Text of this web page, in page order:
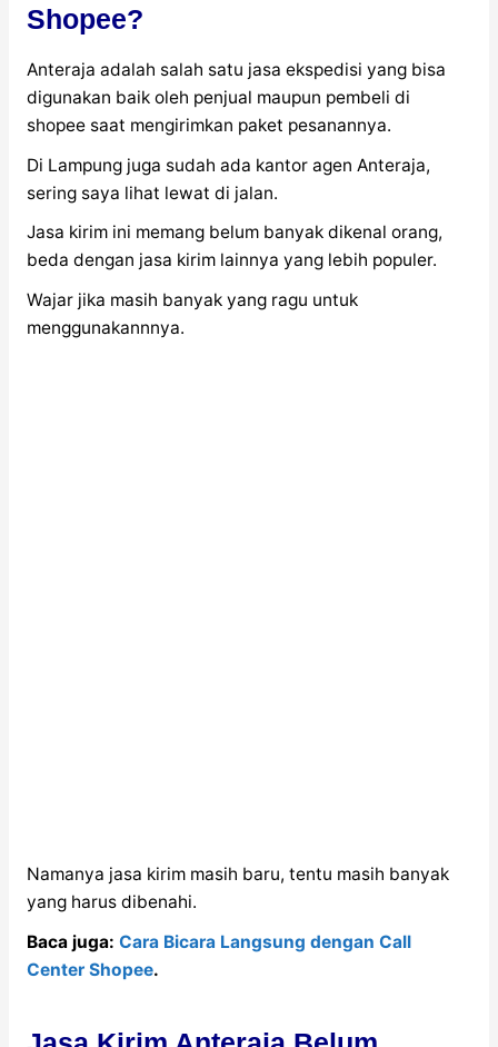
Shopee?
Anteraja adalah salah satu jasa ekspedisi yang bisa
digunakan baik oleh penjual maupun pembeli di
shopee saat mengirimkan paket pesanannya.
Di Lampung juga sudah ada kantor agen Anteraja,
sering saya lihat lewat di jalan.
Jasa kirim ini memang belum banyak dikenal orang,
beda dengan jasa kirim lainnya yang lebih populer.
Wajar jika masih banyak yang ragu untuk
menggunakannnya.
Namanya jasa kirim masih baru, tentu masih banyak
yang harus dibenahi.
Baca juga: Cara Bicara Langsung dengan Call
Center Shopee.